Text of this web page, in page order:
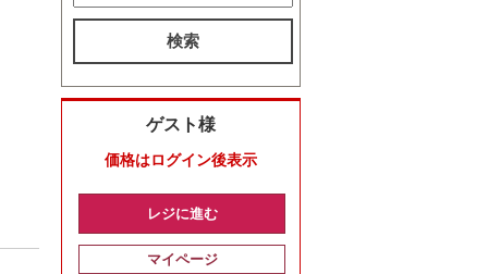
検索
ゲスト様
価格はログイン後表示
レジに進む
マイページ